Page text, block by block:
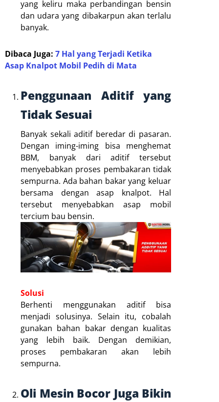
yang keliru maka perbandingan bensin
dan udara yang dibakarpun akan terlalu
banyak.
Dibaca Juga: 7 Hal yang Terjadi Ketika
Asap Knalpot Mobil Pedih di Mata
Penggunaan Aditif yang
Tidak Sesuai
Banyak sekali aditif beredar di pasaran.
Dengan iming-iming bisa menghemat
BBM, banyak dari aditif tersebut
menyebabkan proses pembakaran tidak
sempurna. Ada bahan bakar yang keluar
bersama dengan asap knalpot. Hal
tersebut menyebabkan asap mobil
tercium bau bensin.
Solusi
Berhenti menggunakan aditif bisa
menjadi solusinya. Selain itu, cobalah
gunakan bahan bakar dengan kualitas
yang lebih baik. Dengan demikian,
proses pembakaran akan lebih
sempurna.
Oli Mesin Bocor Juga Bikin